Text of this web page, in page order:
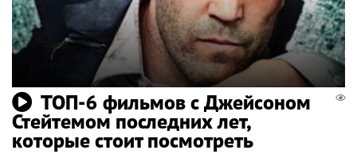
ТОП-6 фильмов с Джейсоном
Стейтемом последних лет,
которые стоит посмотреть